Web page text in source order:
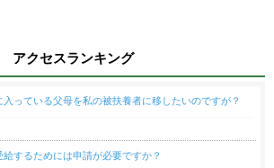
アクセスランキング
入っている父母を私の被扶養者に移したいのですが？
するためには申請が必要ですか？